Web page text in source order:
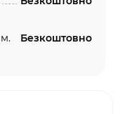
Безкоштовно